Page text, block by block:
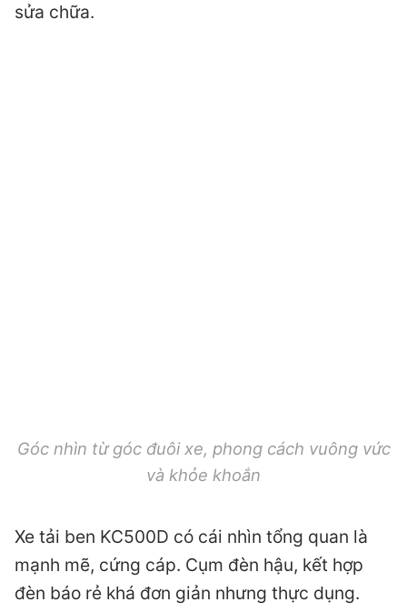
sửa chữa.
Góc nhìn từ góc đuôi xe, phong cách vuông vức
và khỏe khoắn
Xe tải ben KC500D có cái nhìn tổng quan là
mạnh mẽ, cứng cáp. Cụm đèn hậu, kết hợp
đèn báo rẻ khá đơn giản nhưng thực dụng.